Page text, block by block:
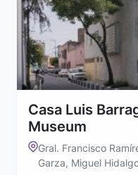
Casa Luis
Museum
Gral. Francisco
Garza, Miguel